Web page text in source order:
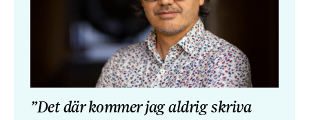
”Det där kommer jag aldrig skriva